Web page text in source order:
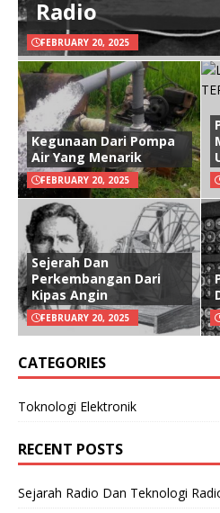
Radio
FEBRUARY 20, 2025
Kegunaan Dari Pompa
Air Yang Menarik
FEBRUARY 20, 2025
Sejerah Dan
Perkembangan Dari
Kipas Angin
FEBRUARY 20, 2025
CATEGORIES
Toknologi Elektronik
RECENT POSTS
Sejarah Radio Dan Teknologi